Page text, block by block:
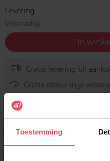
Toestemming
Levering
Voorradig
In
Gratis levering bij
Gratis retour in je
Verzending binnen 24u